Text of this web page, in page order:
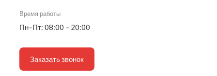
Время работы
Пн–Пт: 08:00 – 20:00
Заказать звонок